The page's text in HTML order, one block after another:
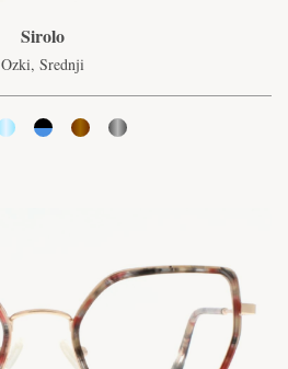
Sirolo
Ozki, Srednji